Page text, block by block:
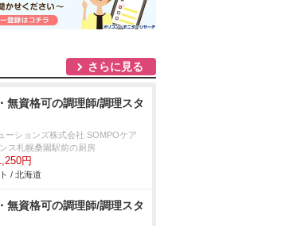
さらに見る
無資格可の調理師/調理スタ
ーションズ株式会社 SOMPOケア
ス札幌桑園駅前の厨房
円
/ 北海道
無資格可の調理師/調理スタ